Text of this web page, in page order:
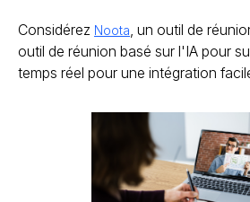
Considérez Noota , un outil de
outil de réunion basé sur l'IA pour
temps réel pour une intégration